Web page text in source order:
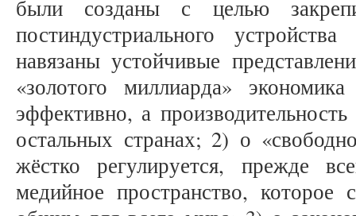
были созданы с целью
постиндустриального
навязаны устойчивые
«золотого миллиарда»
эффективно, а
остальных странах; 2) о
жёстко регулируется, прежде
медийное пространство, которое